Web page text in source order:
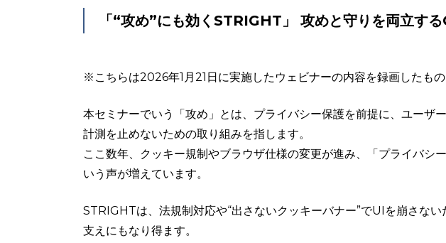
「“攻め”にも効くSTRIGHT」 攻めと守りを両立す
※こちらは2026年1月21日に実施したウェビナーの内容を録画したもの
本セミナーでいう「攻め」とは、プライバシー保護を前提に、ユーザ
計測を止めないための取り組みを指します。
ここ数年、クッキー規制やブラウザ仕様の変更が進み、「プライバシ
いう声が増えています。
STRIGHTは、法規制対応や“出さないクッキーバナー”でUIを崩さな
支えにもなり得ます。